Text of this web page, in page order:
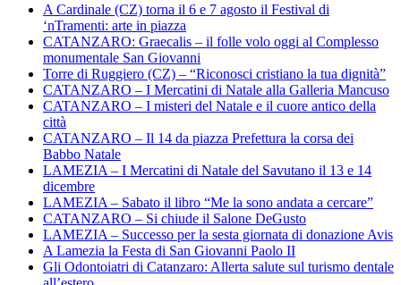
A Cardinale (CZ) torna il 6 e 7 agosto il Festival di
‘nTramenti: arte in piazza
CATANZARO: Graecalis – il folle volo oggi al Complesso
monumentale San Giovanni
Torre di Ruggiero (CZ) – “Riconosci cristiano la tua dignità”
CATANZARO – I Mercatini di Natale alla Galleria Mancuso
CATANZARO – I misteri del Natale e il cuore antico della
città
CATANZARO – Il 14 da piazza Prefettura la corsa dei
Babbo Natale
LAMEZIA – I Mercatini di Natale del Savutano il 13 e 14
dicembre
LAMEZIA – Sabato il libro “Me la sono andata a cercare”
CATANZARO – Si chiude il Salone DeGusto
LAMEZIA – Successo per la sesta giornata di donazione Avis
A Lamezia la Festa di San Giovanni Paolo II
Gli Odontoiatri di Catanzaro: Allerta salute sul turismo dentale